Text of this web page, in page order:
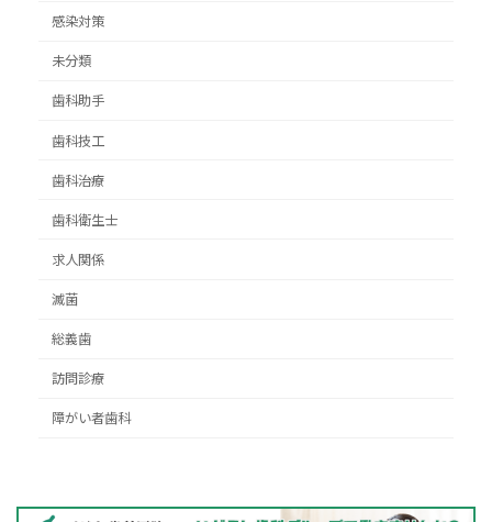
感染対策
未分類
歯科助手
歯科技工
歯科治療
歯科衛生士
求人関係
滅菌
総義歯
訪問診療
障がい者歯科